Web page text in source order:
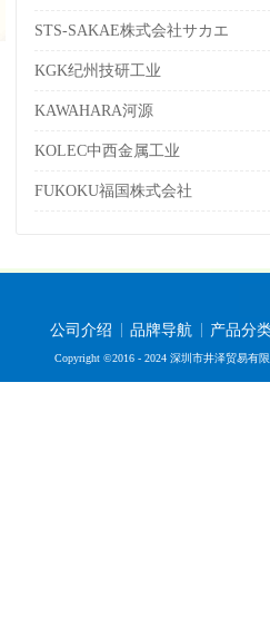
STS-SAKAE株式会社サカエ
KGK纪州技研工业
KAWAHARA河源
KOLEC中西金属工业
FUKOKU福国株式会社
公司介绍 品牌导航 产品分
Copyright ©2016 - 2024 深圳市井泽贸易有